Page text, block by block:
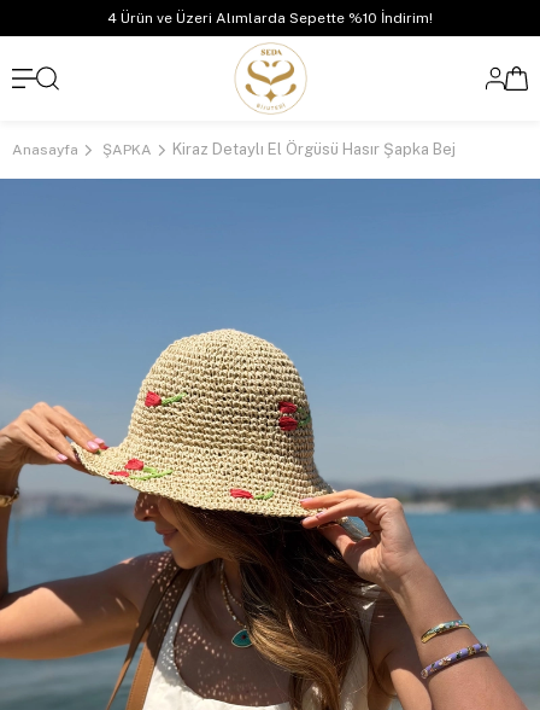
4 Ürün ve Üzeri Alımlarda Sepette %10 İndirim!
Anasayfa ŞAPKA Kiraz Detaylı El Örgüsü Hasır Şapka Bej